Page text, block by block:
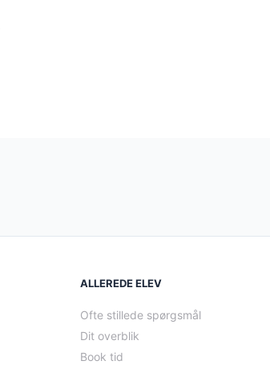
ALLEREDE ELEV
Ofte stillede spørgsmål
Dit overblik
Book tid